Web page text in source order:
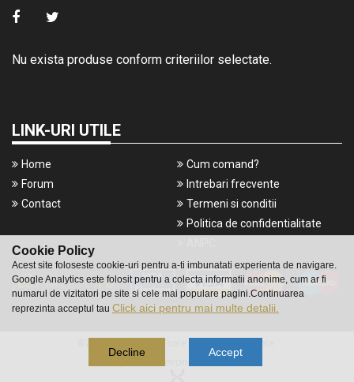
Cookie Policy
Acest site foloseste cookie-uri pentru a-ti imbunatati experienta de navigare.
Google Analytics este folosit pentru a colecta informatii anonime, cum ar fi
numarul de vizitatori pe site si cele mai populare pagini.Continuarea
reprezinta acceptul tau Click aici pentru mai multe detalii.
Decline Accept
Nu exista produse conform criteriilor selectate.
LINK-URI UTILE
Home
Forum
Contact
Cum comand?
Intrebari frecvente
Termeni si conditii
Politica de confidentialitate
DNA